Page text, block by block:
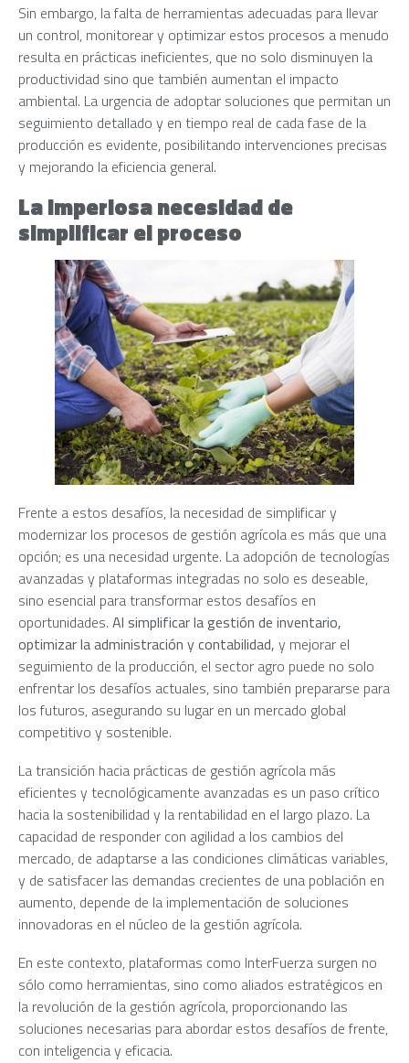
Sin embargo, la falta de herramientas adecuadas para llevar
un control, monitorear y optimizar estos procesos a menudo
resulta en prácticas ineficientes, que no solo disminuyen la
productividad sino que también aumentan el impacto
ambiental. La urgencia de adoptar soluciones que permitan un
seguimiento detallado y en tiempo real de cada fase de la
producción es evidente, posibilitando intervenciones precisas
y mejorando la eficiencia general.
La imperiosa necesidad de
simplificar el proceso
Frente a estos desafíos, la necesidad de simplificar y
modernizar los procesos de gestión agrícola es más que una
opción; es una necesidad urgente. La adopción de tecnologías
avanzadas y plataformas integradas no solo es deseable,
sino esencial para transformar estos desafíos en
oportunidades. Al simplificar la gestión de inventario,
optimizar la administración y contabilidad, y mejorar el
seguimiento de la producción, el sector agro puede no solo
enfrentar los desafíos actuales, sino también prepararse para
los futuros, asegurando su lugar en un mercado global
competitivo y sostenible.
La transición hacia prácticas de gestión agrícola más
eficientes y tecnológicamente avanzadas es un paso crítico
hacia la sostenibilidad y la rentabilidad en el largo plazo. La
capacidad de responder con agilidad a los cambios del
mercado, de adaptarse a las condiciones climáticas variables,
y de satisfacer las demandas crecientes de una población en
aumento, depende de la implementación de soluciones
innovadoras en el núcleo de la gestión agrícola.
En este contexto, plataformas como InterFuerza surgen no
sólo como herramientas, sino como aliados estratégicos en
la revolución de la gestión agrícola, proporcionando las
soluciones necesarias para abordar estos desafíos de frente,
con inteligencia y eficacia.